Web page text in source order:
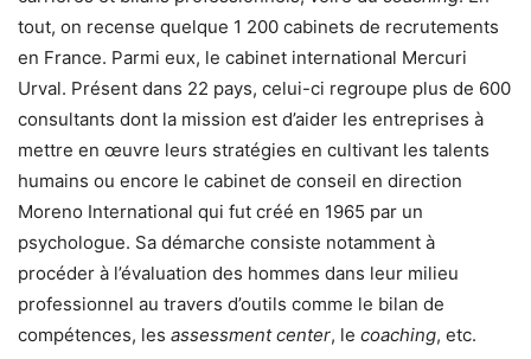
tout, on recense quelque 1 200 cabinets de recrutements
en France. Parmi eux, le cabinet international Mercuri
Urval. Présent dans 22 pays, celui-ci regroupe plus de 600
consultants dont la mission est d’aider les entreprises à
mettre en œuvre leurs stratégies en cultivant les talents
humains ou encore le cabinet de conseil en direction
Moreno International qui fut créé en 1965 par un
psychologue. Sa démarche consiste notamment à
procéder à l’évaluation des hommes dans leur milieu
professionnel au travers d’outils comme le bilan de
compétences, les assessment center, le coaching, etc.